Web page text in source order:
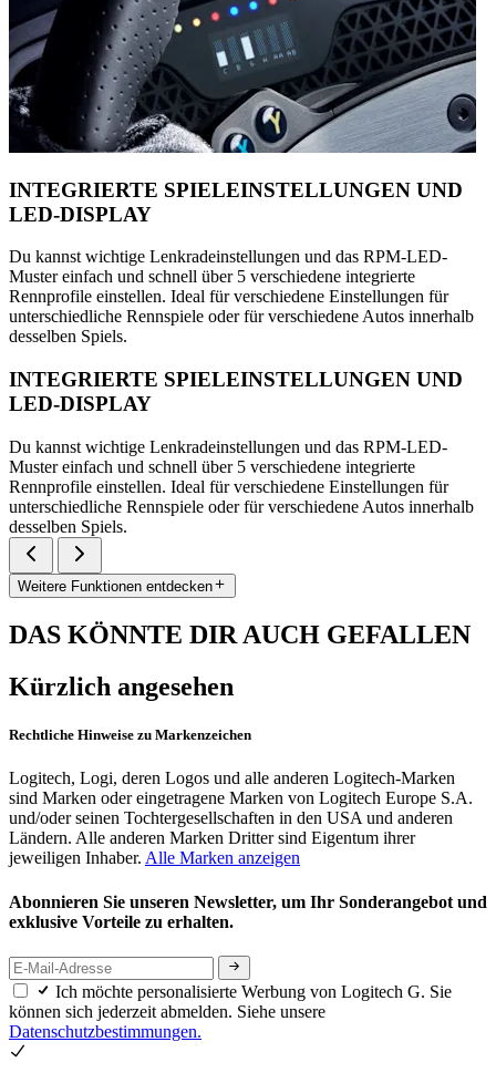
INTEGRIERTE SPIELEINSTELLUNGEN UND
LED-DISPLAY
Du kannst wichtige Lenkradeinstellungen und das RPM-LED-
Muster einfach und schnell über 5 verschiedene integrierte
Rennprofile einstellen. Ideal für verschiedene Einstellungen für
unterschiedliche Rennspiele oder für verschiedene Autos innerhalb
desselben Spiels.
INTEGRIERTE SPIELEINSTELLUNGEN UND
LED-DISPLAY
Du kannst wichtige Lenkradeinstellungen und das RPM-LED-
Muster einfach und schnell über 5 verschiedene integrierte
Rennprofile einstellen. Ideal für verschiedene Einstellungen für
unterschiedliche Rennspiele oder für verschiedene Autos innerhalb
desselben Spiels.
Weitere Funktionen entdecken
DAS KÖNNTE DIR AUCH GEFALLEN
Kürzlich angesehen
Rechtliche Hinweise zu Markenzeichen
Logitech, Logi, deren Logos und alle anderen Logitech-Marken
sind Marken oder eingetragene Marken von Logitech Europe S.A.
und/oder seinen Tochtergesellschaften in den USA und anderen
Ländern. Alle anderen Marken Dritter sind Eigentum ihrer
jeweiligen Inhaber. Alle Marken anzeigen
Abonnieren Sie unseren Newsletter, um Ihr Sonderangebot und
exklusive Vorteile zu erhalten.
Ich möchte personalisierte Werbung von Logitech G. Sie
können sich jederzeit abmelden. Siehe unsere
Datenschutzbestimmungen.